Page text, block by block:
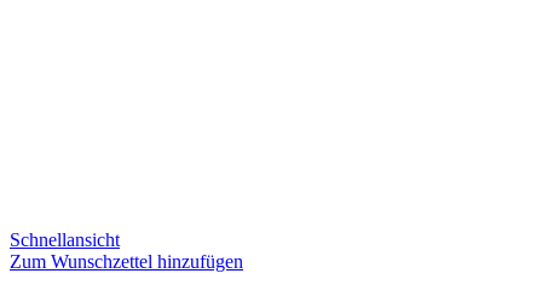
Schnellansicht
Zum Wunschzettel hinzufügen